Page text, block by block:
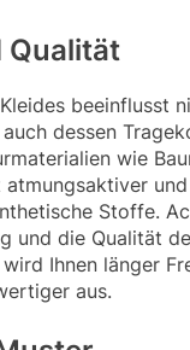
Qualität
beeinflusst
dessen
wie
Stoffe.
und die Qualität
Ihnen länger
aus.